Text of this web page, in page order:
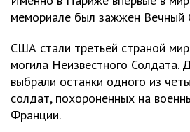
мемориале был зажжен Вечный
США стали третьей страной
могила Неизвестного Солдата.
выбрали останки одного из
солдат, похороненных на
Франции.